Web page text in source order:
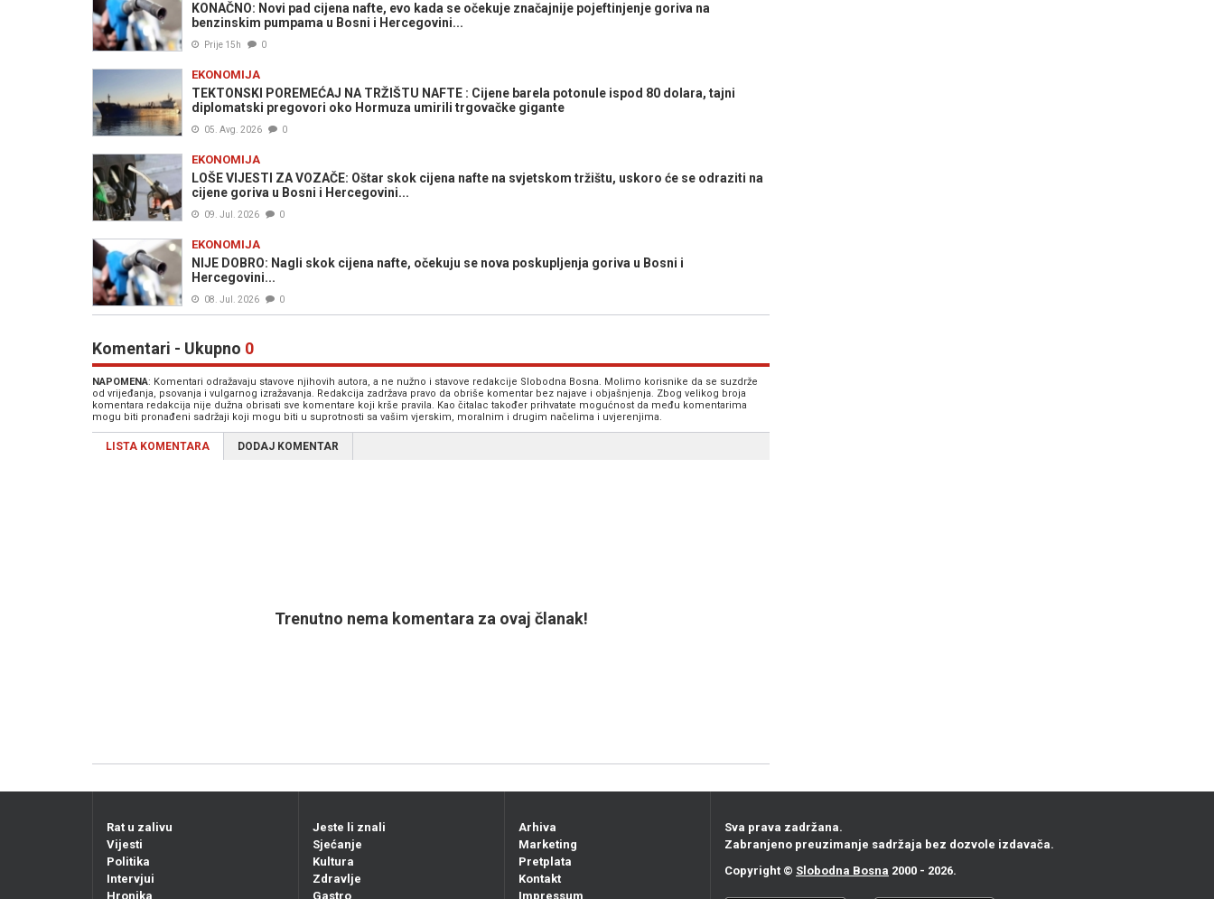
KONAČNO: Novi pad cijena nafte, evo kada se očekuje značajnije pojeftinjenje goriva na
benzinskim pumpama u Bosni i Hercegovini...
Prije 15h 0
EKONOMIJA
TEKTONSKI POREMEĆAJ NA TRŽIŠTU NAFTE : Cijene barela potonule ispod 80 dolara, tajni
diplomatski pregovori oko Hormuza umirili trgovačke gigante
05. Avg. 2026 0
EKONOMIJA
LOŠE VIJESTI ZA VOZAČE: Oštar skok cijena nafte na svjetskom tržištu, uskoro će se odraziti na
cijene goriva u Bosni i Hercegovini...
09. Jul. 2026 0
EKONOMIJA
NIJE DOBRO: Nagli skok cijena nafte, očekuju se nova poskupljenja goriva u Bosni i
Hercegovini...
08. Jul. 2026 0
Komentari - Ukupno 0
NAPOMENA: Komentari odražavaju stavove njihovih autora, a ne nužno i stavove redakcije Slobodna Bosna. Molimo korisnike da se suzdrže
od vrijeđanja, psovanja i vulgarnog izražavanja. Redakcija zadržava pravo da obriše komentar bez najave i objašnjenja. Zbog velikog broja
komentara redakcija nije dužna obrisati sve komentare koji krše pravila. Kao čitalac također prihvatate mogućnost da među komentarima
mogu biti pronađeni sadržaji koji mogu biti u suprotnosti sa vašim vjerskim, moralnim i drugim načelima i uvjerenjima.
LISTA KOMENTARA DODAJ KOMENTAR
Trenutno nema komentara za ovaj članak!
Rat u zalivu
Vijesti
Politika
Intervjui
Hronika
Jeste li znali
Sjećanje
Kultura
Zdravlje
Gastro
Arhiva
Marketing
Pretplata
Kontakt
Impressum
Sva prava zadržana.
Zabranjeno preuzimanje sadržaja bez dozvole izdavača.
Copyright © Slobodna Bosna 2000 - 2026.